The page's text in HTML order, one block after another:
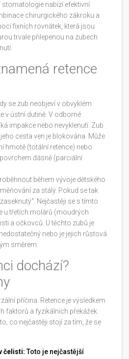
stomatologie nabízí efektivní
chirurgického zákroku a
fixních rovnátek, která jsou
trvale přilepenou na zubech
.
retence
se zub neobjeví v obvyklém
v ústní dutině. V odborné
impakce nebo nevyklenutí. Zub
cesta ven je blokována. Může
hmotě (totální retence) nebo
dásně (parciální
během vývoje dětského
za stálý. Pokud se tak
Nejčastěji se s tímto
u třetích molárů (moudrých
a očkovců. U těchto zubů je
nebo je jejich růstová
směrem.
dochází?
příčina. Retence je výsledkem
faktorů a fyzikálních překážek.
co nejčastěji stojí za tím, že se
čelisti:Toto je nejčastější